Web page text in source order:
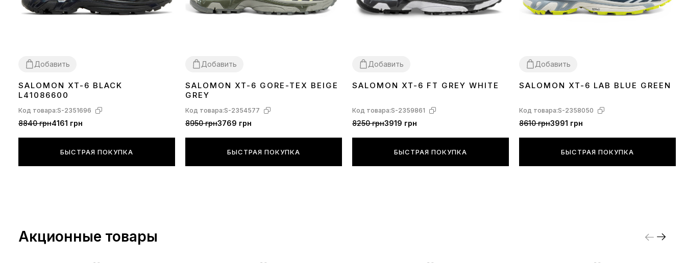
Добавить
4041 42 43 44 45
SALOMON XT-6 BLACK
L41086600
Код товара:S-2351696
8840 грн4161 грн
БЫСТРАЯ ПОКУПКА
Добавить
404445
SALOMON XT-6 GORE-TEX BEIGE
GREY
Код товара:S-2354577
8950 грн3769 грн
БЫСТРАЯ ПОКУПКА
Добавить
44
SALOMON XT-6 FT GREY WHITE
Код товара:S-2359861
8250 грн3919 грн
БЫСТРАЯ ПОКУПКА
Добавить
4142
SALOMON XT-6 LAB BLUE GREEN
Код товара:S-2358050
8610 грн3991 грн
БЫСТРАЯ ПОКУПКА
Акционные товары